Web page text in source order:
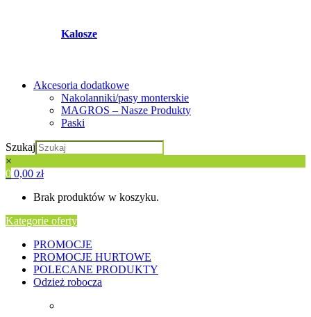
Kalosze
Akcesoria dodatkowe
Nakolanniki/pasy monterskie
MAGROS – Nasze Produkty
Paski
Szukaj
×
0 0,00 zł
Brak produktów w koszyku.
Kategorie oferty
PROMOCJE
PROMOCJE HURTOWE
POLECANE PRODUKTY
Odzież robocza